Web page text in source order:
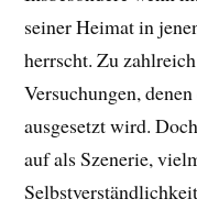
seiner Heimat in
herrscht. Zu
Versuchungen,
ausgesetzt wird.
auf als Szenerie,